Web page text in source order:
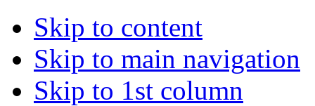
Skip to content
Skip to main navigation
Skip to 1st column